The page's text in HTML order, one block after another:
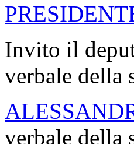
Invito il
verbale della
verbale della